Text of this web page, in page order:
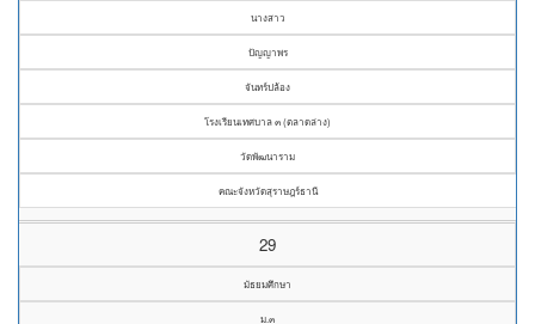
นางสาว
ปัญญาพร
จันทร์ปล้อง
โรงเรียนเทศบาล ๓ (ตลาดล่าง)
วัดพัฒนาราม
คณะจังหวัดสุราษฎร์ธานี
29
มัธยมศึกษา
ม.๓